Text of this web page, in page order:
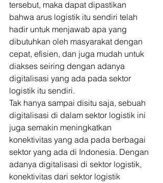
tersebut, maka dapat dipastikan
bahwa arus logistik itu sendiri telah
hadir untuk menjawab apa yang
dibutuhkan oleh masyarakat dengan
cepat, efisien, dan juga mudah untuk
diakses seiring dengan adanya
digitalisasi yang ada pada sektor
logistik itu sendiri.
Tak hanya sampai disitu saja, sebuah
digitalisasi di dalam sektor logistik ini
juga semakin meningkatkan
konektivitas yang ada pada berbagai
sektor yang ada di Indonesia. Dengan
adanya digitalisasi di sektor logistik,
konektivitas dari sektor logistik